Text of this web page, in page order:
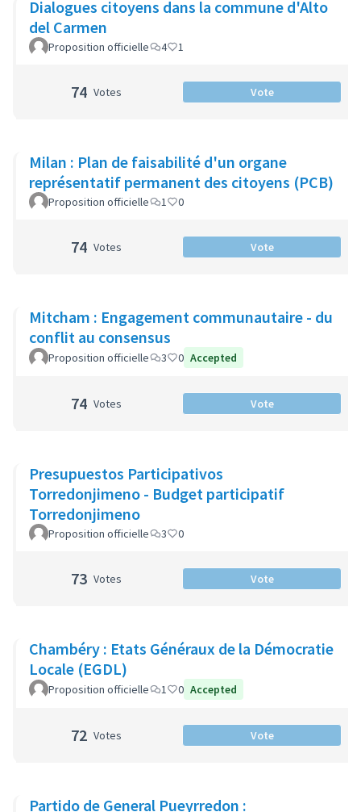
Dialogues citoyens dans la commune d'Alto
del Carmen
Proposition officielle 4 1
74 Votes Vote
Milan : Plan de faisabilité d'un organe
représentatif permanent des citoyens (PCB)
Proposition officielle 1 0
74 Votes Vote
Mitcham : Engagement communautaire - du
conflit au consensus
Proposition officielle 3 0 Accepted
74 Votes Vote
Presupuestos Participativos
Torredonjimeno - Budget participatif
Torredonjimeno
Proposition officielle 3 0
73 Votes Vote
Chambéry : Etats Généraux de la Démocratie
Locale (EGDL)
Proposition officielle 1 0 Accepted
72 Votes Vote
Partido de General Pueyrredon :